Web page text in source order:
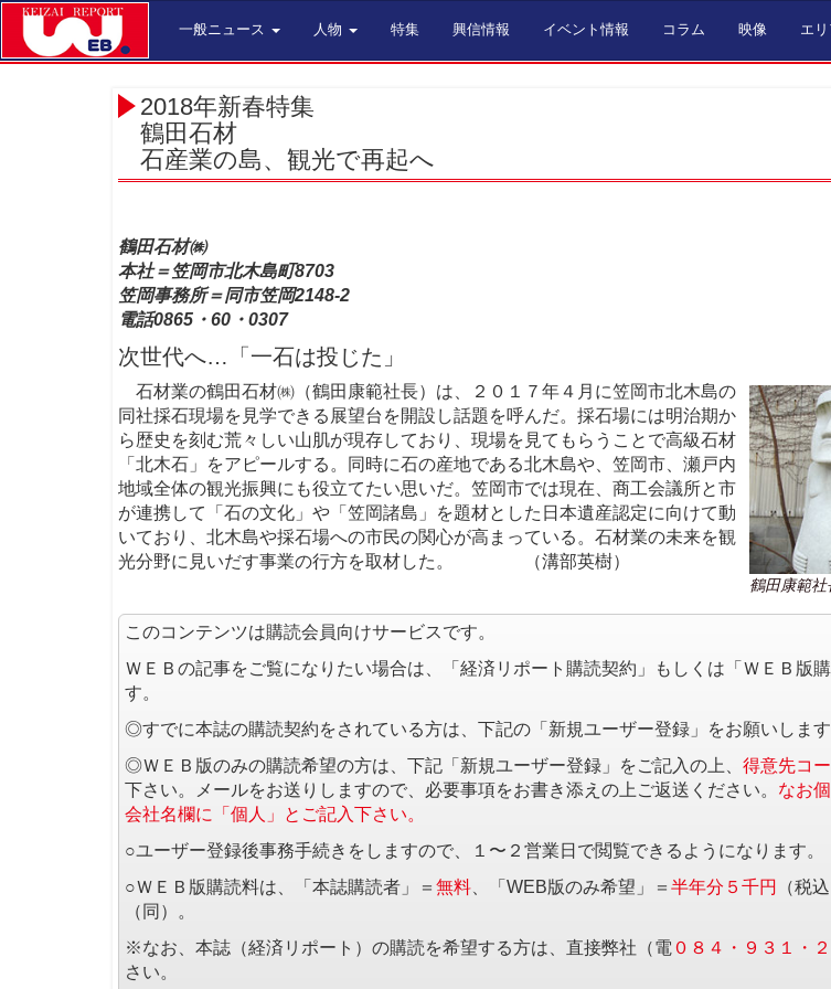
一般ニュース 人物 特集 興信情報 イベント情報 コラム 映像 エ
2018年新春特集
鶴田石材
石産業の島、観光で再起へ
鶴田石材㈱
本社＝笠岡市北木島町8703
笠岡事務所＝同市笠岡2148-2
電話0865・60・0307
次世代へ…「一石は投じた」
鶴田康範社
石材業の鶴田石材㈱（鶴田康範社長）は、２０１７年４月に笠岡市北木島の
同社採石現場を見学できる展望台を開設し話題を呼んだ。採石場には明治期か
ら歴史を刻む荒々しい山肌が現存しており、現場を見てもらうことで高級石材
「北木石」をアピールする。同時に石の産地である北木島や、笠岡市、瀬戸内
地域全体の観光振興にも役立てたい思いだ。笠岡市では現在、商工会議所と市
が連携して「石の文化」や「笠岡諸島」を題材とした日本遺産認定に向けて動
いており、北木島や採石場への市民の関心が高まっている。石材業の未来を観
光分野に見いだす事業の行方を取材した。 （溝部英樹）
このコンテンツは購読会員向けサービスです。
ＷＥＢの記事をご覧になりたい場合は、「経済リポート購読契約」もしくは「ＷＥＢ版
す。
◎すでに本誌の購読契約をされている方は、下記の「新規ユーザー登録」をお願いします
◎ＷＥＢ版のみの購読希望の方は、下記「新規ユーザー登録」をご記入の上、 得意先コ
下さい。メールをお送りしますので、必要事項をお書き添えの上ご返送ください。 なお
会社名欄に「個人」とご記入下さい。
○ユーザー登録後事務手続きをしますので、１〜２営業日で閲覧できるようになります。
○ＷＥＢ版購読料は、「本誌購読者」＝ 無料 、「WEB版のみ希望」＝ 半年分５千円 （税
（同）。
※なお、本誌（経済リポート）の購読を希望する方は、直接弊社（電 ０８４・９３１・
さい。